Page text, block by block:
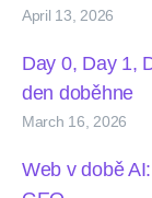
April 13, 2026
Day 0, Day 1,
den doběhne
March 16, 2026
Web v době